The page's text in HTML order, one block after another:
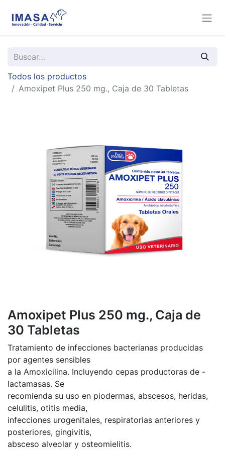
Todos los productos
Amoxipet Plus 250 mg., Caja de 30 Tabletas
Amoxipet Plus 250 mg., Caja de
30 Tabletas
Tratamiento de infecciones bacterianas producidas
por agentes sensibles
a la Amoxicilina. Incluyendo cepas productoras de -
lactamasas. Se
recomienda su uso en piodermas, abscesos, heridas,
celulitis, otitis media,
infecciones urogenitales, respiratorias anteriores y
posteriores, gingivitis,
absceso alveolar y osteomielitis.